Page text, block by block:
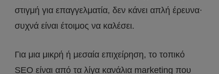
στιγμή για επαγγελματία, δεν κάνει απλή έρευνα·
συχνά είναι έτοιμος να καλέσει.
Για μια μικρή ή μεσαία επιχείρηση, το τοπικό
SEO είναι από τα λίγα κανάλια marketing που